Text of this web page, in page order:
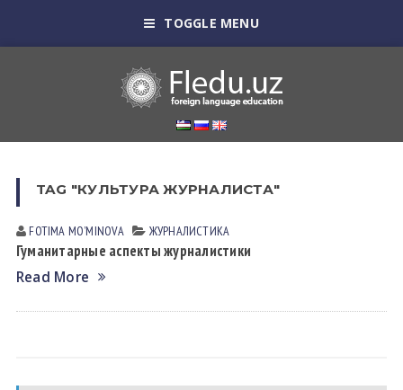
TOGGLE MENU
TAG "КУЛЬТУРА ЖУРНАЛИСТА"
FOTIMA MOʼMINOVА ЖУРНАЛИСТИКА
Гуманитарные аспекты журналистики
Read More